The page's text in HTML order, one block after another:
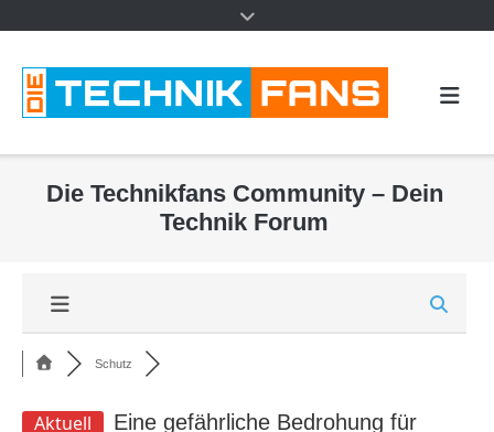
Die Technikfans Community – Dein
Technik Forum
Schutz
Aktuell
Eine gefährliche Bedrohung für